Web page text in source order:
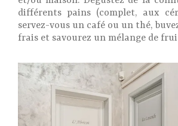
différents pains (complet, aux
servez-vous un café ou un thé,
frais et savourez un mélange de